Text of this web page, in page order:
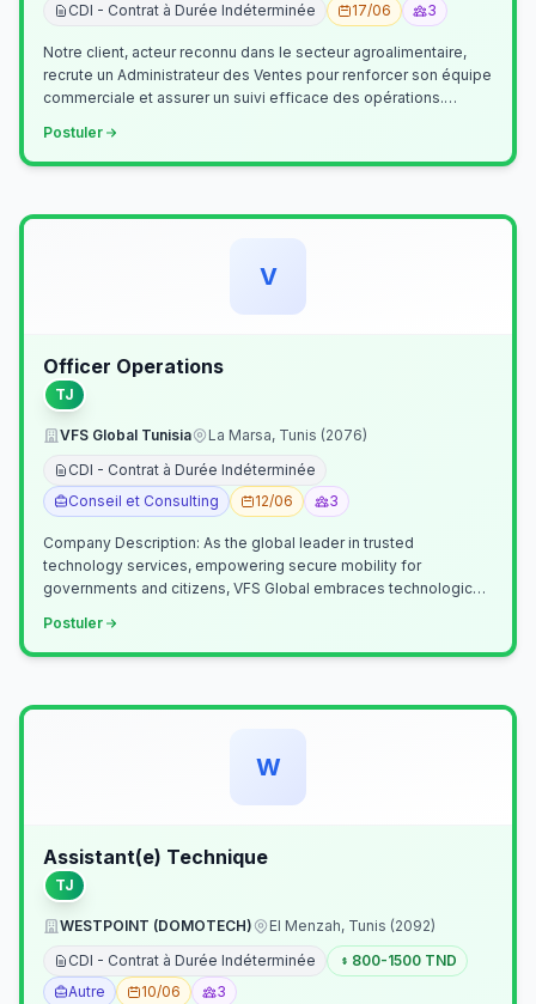
CDI - Contrat à Durée Indéterminée
17/06 3
Notre client, acteur reconnu dans le secteur agroalimentaire,
recrute un Administrateur des Ventes pour renforcer son équipe
commerciale et assurer un suivi efficace des opérations.
Postuler
V
Officer Operations
TJ
VFS Global Tunisia
La Marsa, Tunis (2076)
CDI - Contrat à Durée Indéterminée
Conseil et Consulting
12/06 3
Company Description: As the global leader in trusted
technology services, empowering secure mobility for
governments and citizens, VFS Global embraces technological
Postuler
W
Assistant(e) Technique
TJ
WESTPOINT (DOMOTECH)
El Menzah, Tunis (2092)
CDI - Contrat à Durée Indéterminée
800-1500 TND
Autre
10/06 3